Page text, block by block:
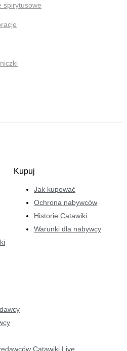
spirytusowe
Kupuj
Jak kupować
Ochrona nabywców
Historie Catawiki
Warunki dla nabywcy
Catawiki Live